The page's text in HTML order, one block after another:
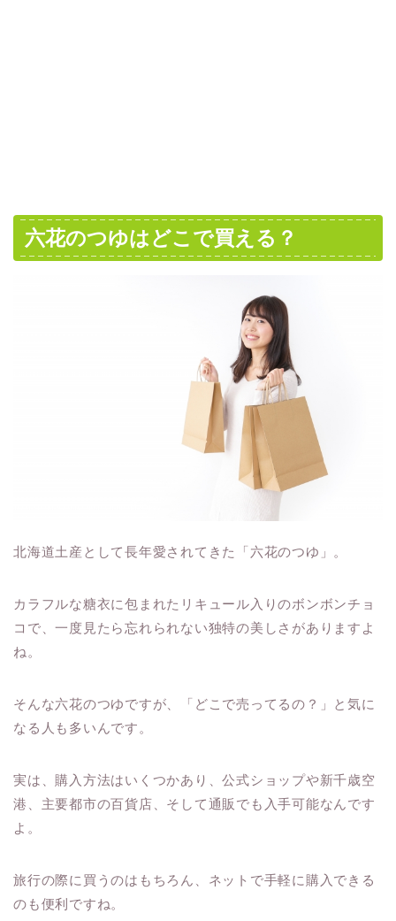
六花のつゆはどこで買える？
北海道土産として長年愛されてきた「六花のつゆ」。
カラフルな糖衣に包まれたリキュール入りのボンボンチョ
コで、一度見たら忘れられない独特の美しさがありますよ
ね。
そんな六花のつゆですが、「どこで売ってるの？」と気に
なる人も多いんです。
実は、購入方法はいくつかあり、公式ショップや新千歳空
港、主要都市の百貨店、そして通販でも入手可能なんです
よ。
旅行の際に買うのはもちろん、ネットで手軽に購入できる
のも便利ですね。